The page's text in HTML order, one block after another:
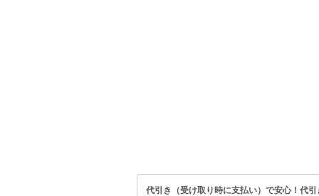
代引き（受け取り時に支払い）で安心！代